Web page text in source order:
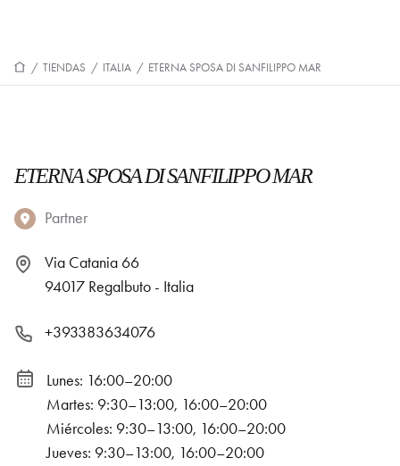
/ TIENDAS / ITALIA / ETERNA SPOSA DI SANFILIPPO MAR
ETERNA SPOSA DI SANFILIPPO MAR
Partner
Via Catania 66
94017 Regalbuto - Italia
+393383634076
Lunes: 16:00–20:00
Martes: 9:30–13:00, 16:00–20:00
Miércoles: 9:30–13:00, 16:00–20:00
Jueves: 9:30–13:00, 16:00–20:00